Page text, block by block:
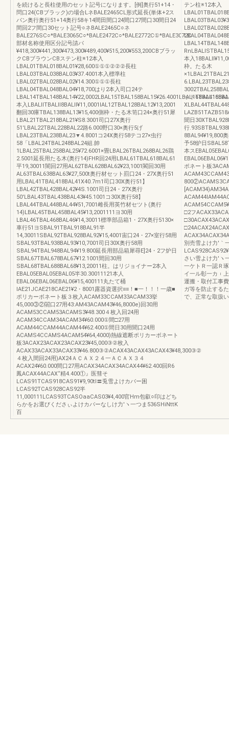
を続けると長柱使用のセット記号になります。[例]奥行51+14・
問口24(CBブラック)の場合LネBALE2465CL形式延長(単体+2ス
パン奥行奥行51+14奥行58キ14間田間口24間口27間口30間日24
間回2フ間口30セット記号○ネBALE2465C○ネ
BALE276SC○*BALE3065C○*BALE2472C○*BALE2772C①*BALE3072C
部材名称使用区分記号請パ
¥418,300¥441,300¥473,300¥489,400¥515,200¥553,200CBブラッ
クCBブラウンCBステン柱※12本入
LBAL01TBAL018BAL01¥28,600①①①②②②長柱
LBAL03TBAL038BAL03¥37.4001本入標準柱
LBAL02TBAL028BAL02¥14.300①①①長柱
LBAL04TBAL048BAL04¥18,700はり2本入司口24テ
本入LBALllTBALll8BALll¥11,0001IAL12TBAL128BAL12¥13,2001
翻回30庫TBAL138BAL13¥15,400側枠・たる木笥口24×奥行51犀
LBAL21TBAL218BAL21¥S8.3001司口27X奥行
51'LBAL22TBAL228BAL22路6.000野口30×奥行5げ
LBAL23TBAL238BAL23▼4.8001コ24X奥行58テコ27×虫行
58「LBAL24TBAL248BAL24組.帥
1LBAL25TBAL258BAL25¥72.6001×畳LBAL26TBAL268BAL26鶏
2.5001延長用たる木(奥行14)FHR回24用LBAL61TBAL618BAL61
平19,30011闇回27用AL62TBAL628BAL62¥23,1001閣回30用
AL63TBAL638BAL63¥27,500t奥行材セット罰口24・27X奥行51
用LBAL41TBAL418BAL41X40.7m1司口30X奥行51】
LBAL42TBAL428BAL42¥4S.1001司日24・27X奥行
50'LBAL43TBAL438BAL43¥45.1001コ30X奥行58】
LBAL44TBAL448BAL44¥51,7001雌長用英竹材セツト(奥行
14)LBAL45TBAL458BAL45¥13,2001111ヨ30用
LBAL46TBAL468BAL46¥14,30011標準部品箱1・27X奥行5130×
車行51ヨSBAL91TBAL918BAL91半
14,30011SBAL92TBAL928BAL92¥15,4001宙口24・27×室行58用
SBAL93TBAL938BAL93¥10,7001司日30X奥行58用
SBAL94TBAL948BAL94¥19.800延長用部品箱犀尋E]24・2フ炉日
SBAL67TBAL678BAL67¥12.1001間回30用
SBAL68TBAL688BAL68¥13,20011柱。はリジョイナー2本入
EBAL05EBAL05EBAL05半30.30011121本人
EBAL06EBAL06EBAL06¥15,400111丸たて桶
IAE21JCAE218CAE21¥2・8001露器資選択≡≡！■一！！！一歳■
ポリカーボネート板３枚入ACAM33CCAM33ACAM33挙
45,000③②閤口27用43:AM43ACAM43¥46,8000e)回30用
ACAM53CCAM53ACAMS3¥48.300４枚入回24用
ACAM34CCAM34ACAM34¥60.000①間□27用
ACAM44CCAM44ACAM44¥62.400①間日30用聞口24用
ACAMS4CCAMS4ACAM54¥64,4000)熱線遮断ポリカーボネート
板3ACAX23ACAX23ACAX23¥45,000③②枚入
ACAX33ACAX33ACAX33¥46.800③②ACAX43ACAX43ACAX43¥48,300③②
４枚入間回24用)AX24ＡＣＡＸ２４一ＡＣＡＸ３４
ACAX24¥60.000間口27用ACAX34ACAX34ACAX44¥62.400回R6
鳳ACAX44ACAX“精4.400①』医彗そ
LCAS91TCAS918CAS91¥9,90tl〓兎雪よけカバー困
LCAS92TCAS928CAS92半
11,000111LCAS93TCASOaaCAS03¥4,400官Hm包叡○印はどち
らかをお選びくださぃよけカバーなしけ力′ヽ一つま536SHiNttK
百
テン柱※12本入
本入
枠。たる木
ット
聞日
行
8BAL94¥19,800
予58炉日
本ス
ポネート板
□2フ
別売雪よけ力′｀
さい雪よけ力′ヽ
一ケトＲ一認Ｒ
イ一ル彰一カ︲
運搬・取付工事
ガ等を防止する
で、正常な取扱